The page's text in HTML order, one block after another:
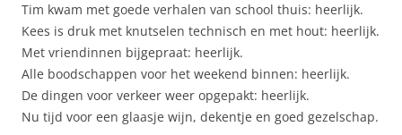
Tim kwam met goede verhalen van school thuis: heerlijk.
Kees is druk met knutselen technisch en met hout: heerlijk.
Met vriendinnen bijgepraat: heerlijk.
Alle boodschappen voor het weekend binnen: heerlijk.
De dingen voor verkeer weer opgepakt: heerlijk.
Nu tijd voor een glaasje wijn, dekentje en goed gezelschap.